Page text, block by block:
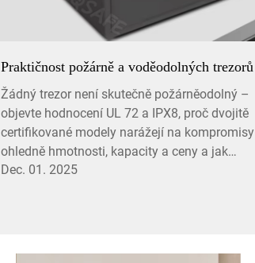
Praktičnost požárně a voděodolných trezorů
Žádný trezor není skutečně požárněodolný –
objevte hodnocení UL 72 a IPX8, proč dvojitě
certifikované modely narážejí na kompromisy
ohledně hmotnosti, kapacity a ceny a jak
vybrat podle vaší rizikové zóny. Získejte
Dec. 01. 2025